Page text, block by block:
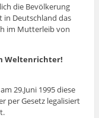
die Bevölkerung
in Deutschland das
im Mutterleib von
Weltenrichter!
29.Juni 1995 diese
per Gesetz legalisiert